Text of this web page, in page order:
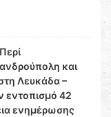
και
Λευκάδα –
εντοπισμό 42
ενημέρωσης